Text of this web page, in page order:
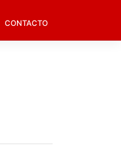
CONTACTO